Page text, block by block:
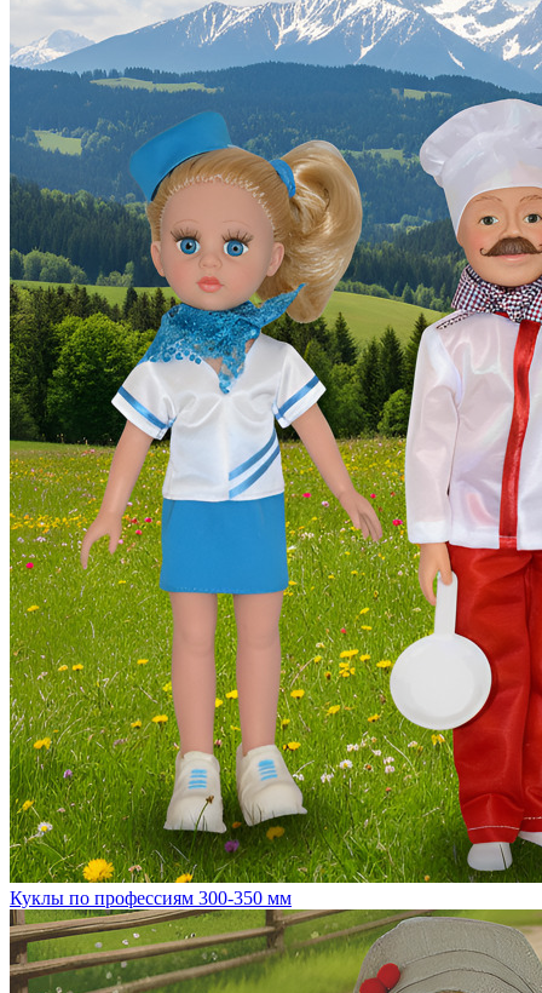
Куклы по профессиям 300-350 мм